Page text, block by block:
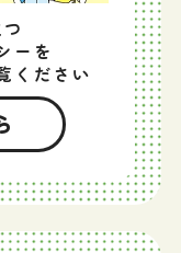
ーを
ください